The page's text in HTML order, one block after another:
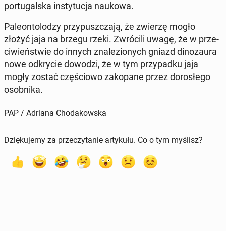
por­tu­gal­ska in­sty­tu­cja naukowa.
Pa­le­on­to­lo­dzy przy­pusz­cza­ją, że zwierzę mogło
złożyć jaja na brzegu rzeki. Zwró­ci­li uwagę, że w prze­
ci­wień­stwie do innych zna­le­zio­nych gniazd di­no­zau­ra
nowe od­kry­cie dowodzi, że w tym przy­pad­ku jaja
mogły zostać czę­ścio­wo za­ko­pa­ne przez do­ro­słe­go
osob­ni­ka.
PAP / Adriana Chodakowska
Dziękujemy za przeczytanie artykułu. Co o tym myślisz?